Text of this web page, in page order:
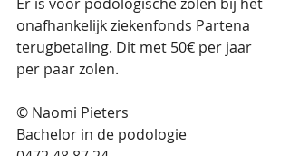
onafhankelijk ziekenfonds Partena
terugbetaling. Dit met 50€ per jaar
per paar zolen.
© Naomi Pieters
Bachelor in de podologie